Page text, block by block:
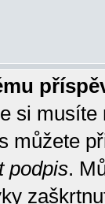
si
můžete
podpis.